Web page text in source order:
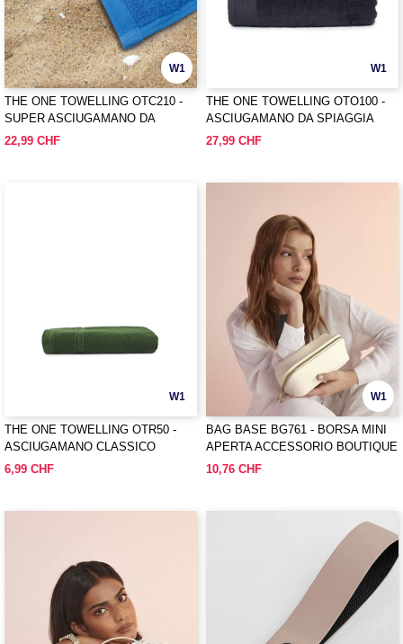
W1
THE ONE TOWELLING OTC210 -
SUPER ASCIUGAMANO DA
SPIAGGIA
22,99 CHF
W1
THE ONE TOWELLING OTO100 -
ASCIUGAMANO DA SPIAGGIA
ORGANICO
27,99 CHF
W1
THE ONE TOWELLING OTR50 -
ASCIUGAMANO CLASSICO
RICICLATO
6,99 CHF
W1
BAG BASE BG761 - BORSA MINI
APERTA ACCESSORIO BOUTIQUE
10,76 CHF